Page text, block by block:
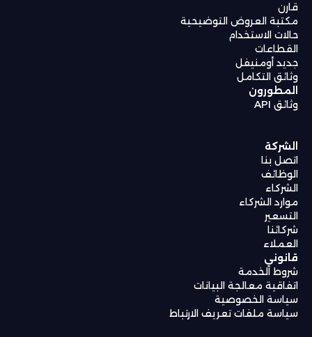
قارن
مكتبة العروض التوضيحية
حالات الاستخدام
القطاعات
جديد أومنيفل
وثائق التكامل
المطورون
وثائق API
الشركة
اتصل بنا
الوظائف
الشركاء
موارد الشركاء
التسعير
شركائنا
العملاء
قانوني
شروط الخدمة
اتفاقية معالجة البيانات
سياسة الخصوصية
سياسة ملفات تعريف الارتباط